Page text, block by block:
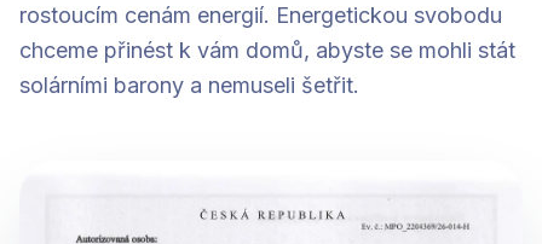
rostoucím cenám energií. Energetickou svobodu
chceme přinést k vám domů, abyste se mohli stát
solárními barony a nemuseli šetřit.